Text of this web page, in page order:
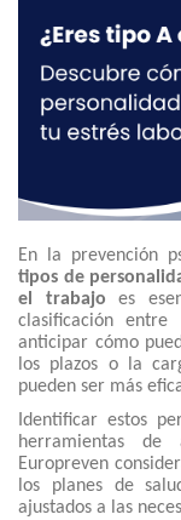
En la prevención
tipos de
el trabajo es
clasificación entre
anticipar cómo
los plazos o la
pueden ser más
Identificar estos
herramientas de
Europreven
los planes de
ajustados a las